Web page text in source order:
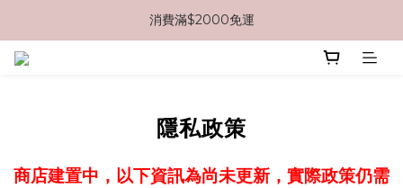
消費滿$2000免運
消費滿$2000免運
隱私政策
商店建置中，以下資訊為尚未更新，實際政策仍需